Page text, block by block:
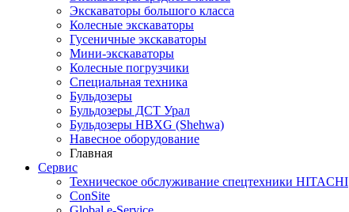
Экскаваторы большого класса
Колесные экскаваторы
Гусеничные экскаваторы
Мини-экскаваторы
Колесные погрузчики
Специальная техника
Бульдозеры
Бульдозеры ДСТ Урал
Бульдозеры HBXG (Shehwa)
Навесное оборудование
Главная
Сервис
Техническое обслуживание спецтехники HITACHI
ConSite